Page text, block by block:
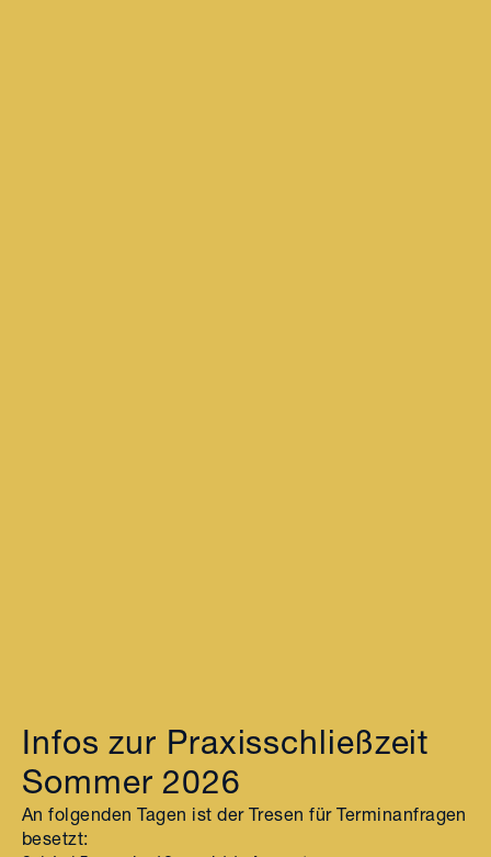
Infos zur Praxisschließzeit
Sommer 2026
An folgenden Tagen ist der Tresen für Terminanfragen
besetzt: